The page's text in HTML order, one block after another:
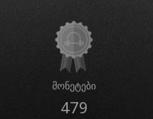
მონეტები
479